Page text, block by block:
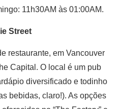
11h30AM às 01:00AM.
Street
restaurante, em Vancouver
Capital. O local é um pub
diversificado e todinho
bebidas, claro!). As opções